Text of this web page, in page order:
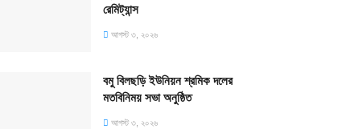
রেমিট্যান্স
আগস্ট ৩, ২০২৬
বমু বিলছড়ি ইউনিয়ন শ্রমিক দলের
মতবিনিময় সভা অনুষ্ঠিত
আগস্ট ৩, ২০২৬